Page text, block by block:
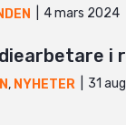
4 mars 2024
i
, NYHETER 31